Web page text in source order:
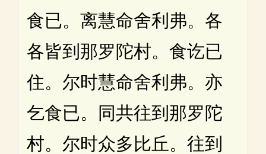
食已。离慧命舍利弗。各
各皆到那罗陀村。食讫已
住。尔时慧命舍利弗。亦
乞食已。同共往到那罗陀
村。尔时众多比丘。往到